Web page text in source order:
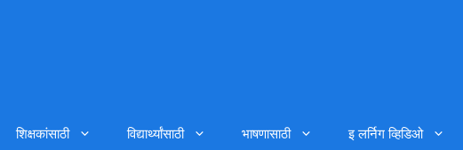
शिक्षकांसाठी विद्यार्थ्यांसाठी भाषणासाठी इ लर्निग व्हिडिओ